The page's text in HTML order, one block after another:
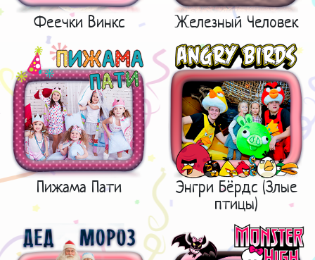
Феечки Винкс Железный Человек
Пижама Пати
Энгри Бёрдс (Злые
птицы)